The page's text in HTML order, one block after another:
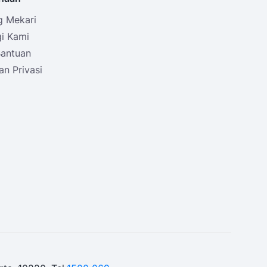
Mekari
Kami
Privasi